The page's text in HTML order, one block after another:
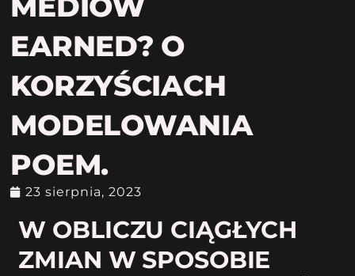
EARNED? O
KORZYŚCIACH
MODELOWANIA
POEM.
23 sierpnia, 2023
W OBLICZU CIĄGŁYCH
ZMIAN W SPOSOBIE